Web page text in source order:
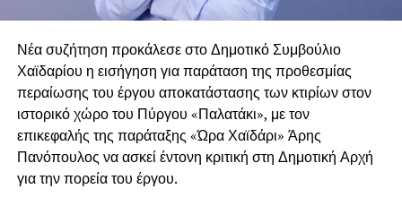
Νέα συζήτηση προκάλεσε στο Δημοτικό Συμβούλιο
Χαϊδαρίου η εισήγηση για παράταση της προθεσμίας
περαίωσης του έργου αποκατάστασης των κτιρίων στον
ιστορικό χώρο του Πύργου «Παλατάκι», με τον
επικεφαλής της παράταξης «Ώρα Χαϊδάρι» Άρης
Πανόπουλος να ασκεί έντονη κριτική στη Δημοτική Αρχή
για την πορεία του έργου.